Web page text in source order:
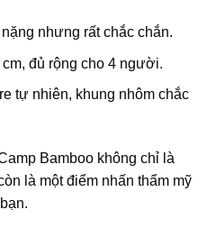
nhưng rất chắc chắn.
đủ rộng cho 4 người.
tự nhiên, khung nhôm chắc
Bamboo không chỉ là
là một điểm nhấn thẩm mỹ